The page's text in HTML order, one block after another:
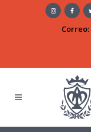
Correo: